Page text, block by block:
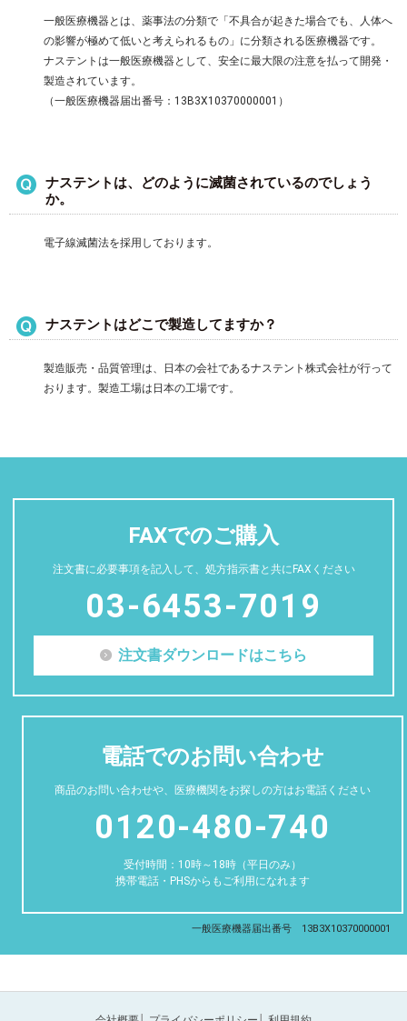
一般医療機器とは、薬事法の分類で「不具合が起きた場合でも、人体へ
の影響が極めて低いと考えられるもの」に分類される医療機器です。
ナステントは一般医療機器として、安全に最大限の注意を払って開発・
製造されています。
（一般医療機器届出番号：13B3X10370000001）
ナステントは、どのように滅菌されているのでしょう
か。
電子線滅菌法を採用しております。
ナステントはどこで製造してますか？
製造販売・品質管理は、日本の会社であるナステント株式会社が行って
おります。製造工場は日本の工場です。
FAXでのご購入
注文書に必要事項を記入して、処方指示書と共にFAXください
03-6453-7019
注文書ダウンロードはこちら
電話でのお問い合わせ
商品のお問い合わせや、医療機関をお探しの方はお電話ください
0120-480-740
受付時間：10時～18時（平日のみ）
携帯電話・PHSからもご利用になれます
一般医療機器届出番号 13B3X10370000001